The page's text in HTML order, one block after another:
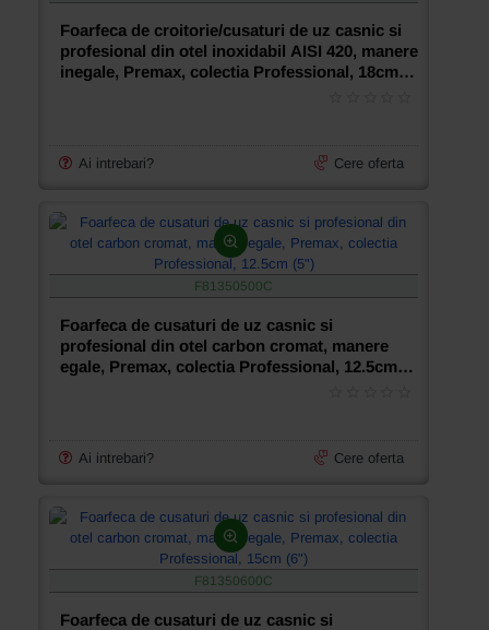
Foarfeca de croitorie/cusaturi de uz casnic si
profesional din otel inoxidabil AISI 420, manere
inegale, Premax, colectia Professional, 18cm
Ai intrebari? Cere oferta
F81350500C
Foarfeca de cusaturi de uz casnic si
profesional din otel carbon cromat, manere
egale, Premax, colectia Professional, 12.5cm
Ai intrebari? Cere oferta
F81350600C
Foarfeca de cusaturi de uz casnic si